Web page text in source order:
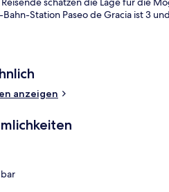
Station Paseo de Gracia ist 3
anzeigen